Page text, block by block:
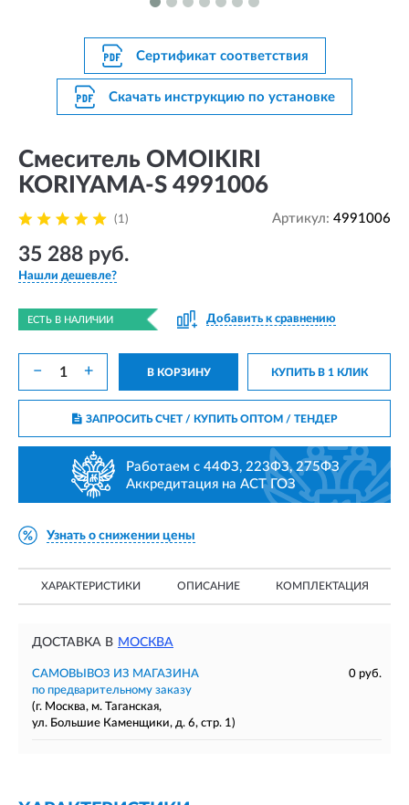
Сертификат соответствия
Скачать инструкцию по установке
Смеситель OMOIKIRI
KORIYAMA-S 4991006
(1) Артикул: 4991006
35 288 руб.
Нашли дешевле?
ЕСТЬ В НАЛИЧИИ Добавить к сравнению
− + В КОРЗИНУ КУПИТЬ В 1 КЛИК
ЗАПРОСИТЬ СЧЕТ / КУПИТЬ ОПТОМ/ ТЕНДЕР
Работаем с 44ФЗ, 223ФЗ, 275ФЗ
Аккредитация на АСТ ГОЗ
Узнать о снижении цены
ХАРАКТЕРИСТИКИ ОПИСАНИЕ КОМПЛЕКТАЦИЯ
ДОСТАВКА В МОСКВА
САМОВЫВОЗ ИЗ МАГАЗИНА
0 руб.
по предварительному заказу
(г. Москва, м. Таганская,
ул. Большие Каменщики, д. 6, стр. 1)